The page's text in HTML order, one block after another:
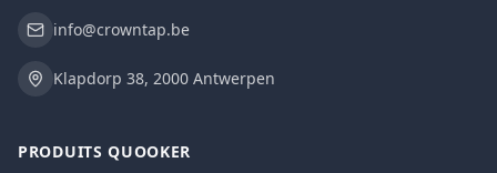
info@crowntap.be
Klapdorp 38, 2000 Antwerpen
PRODUITS QUOOKER